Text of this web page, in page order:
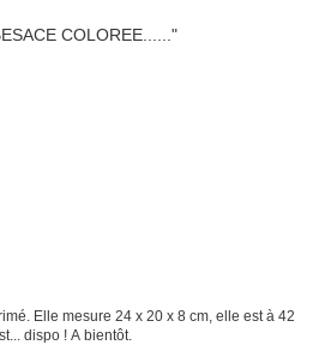
Elle mesure 24 x 20 x 8 cm, elle est à 42
dispo ! A bientôt.